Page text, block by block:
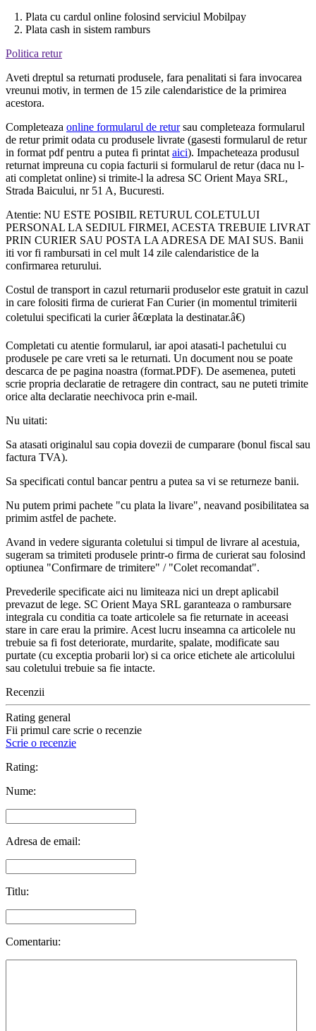
1. Plata cu cardul online folosind serviciul Mobilpay
2. Plata cash in sistem ramburs
Politica retur
Aveti dreptul sa returnati produsele, fara penalitati si fara invocarea
vreunui motiv, in termen de 15 zile calendaristice de la primirea
acestora.
Completeaza online formularul de retursau completeaza formularul
de retur primit odata cu produsele livrate (gasesti formularul de retur
in format pdf pentru a putea fi printataici). Impacheteaza produsul
returnat impreuna cu copia facturii si formularul de retur (daca nu l-
ati completat online) si trimite-l la adresa SC Orient Maya SRL,
Strada Baicului, nr 51 A, Bucuresti.
Atentie: NU ESTE POSIBIL RETURUL COLETULUI
PERSONAL LA SEDIUL FIRMEI, ACESTA TREBUIE LIVRAT
PRIN CURIER SAU POSTA LA ADRESA DE MAI SUS. Banii
iti vor fi rambursati in cel mult 14 zile calendaristice de la
confirmarea returului.
Costul de transport in cazul returnarii produselor este gratuit in cazul
in care folositi firma de curierat Fan Curier (in momentul trimiterii
coletului specificati la curier â€œplata la destinatar.â€)
Completati cu atentie formularul, iar apoi atasati-l pachetului cu
produsele pe care vreti sa le returnati. Un document nou se poate
descarca de pe pagina noastra (format.PDF). De asemenea, puteti
scrie propria declaratie de retragere din contract, sau ne puteti trimite
orice alta declaratie neechivoca prin e-mail.
Nu uitati:
Sa atasati originalul sau copia dovezii de cumparare (bonul fiscal sau
factura TVA).
Sa specificati contul bancar pentru a putea sa vi se returneze banii.
Nu putem primi pachete "cu plata la livare", neavand posibilitatea sa
primim astfel de pachete.
Avand in vedere siguranta coletului si timpul de livrare al acestuia,
sugeram sa trimiteti produsele printr-o firma de curierat sau folosind
optiunea "Confirmare de trimitere" / "Colet recomandat".
Prevederile specificate aici nu limiteaza nici un drept aplicabil
prevazut de lege. SC Orient Maya SRL garanteaza o rambursare
integrala cu conditia ca toate articolele sa fie returnate in aceeasi
stare in care erau la primire. Acest lucru inseamna ca articolele nu
trebuie sa fi fost deteriorate, murdarite, spalate, modificate sau
purtate (cu exceptia probarii lor) si ca orice etichete ale articolului
sau coletului trebuie sa fie intacte.
Recenzii
Rating general
Fii primul care scrie o recenzie
Scrie o recenzie
Rating:
Nume:
Adresa de email:
Titlu:
Comentariu: